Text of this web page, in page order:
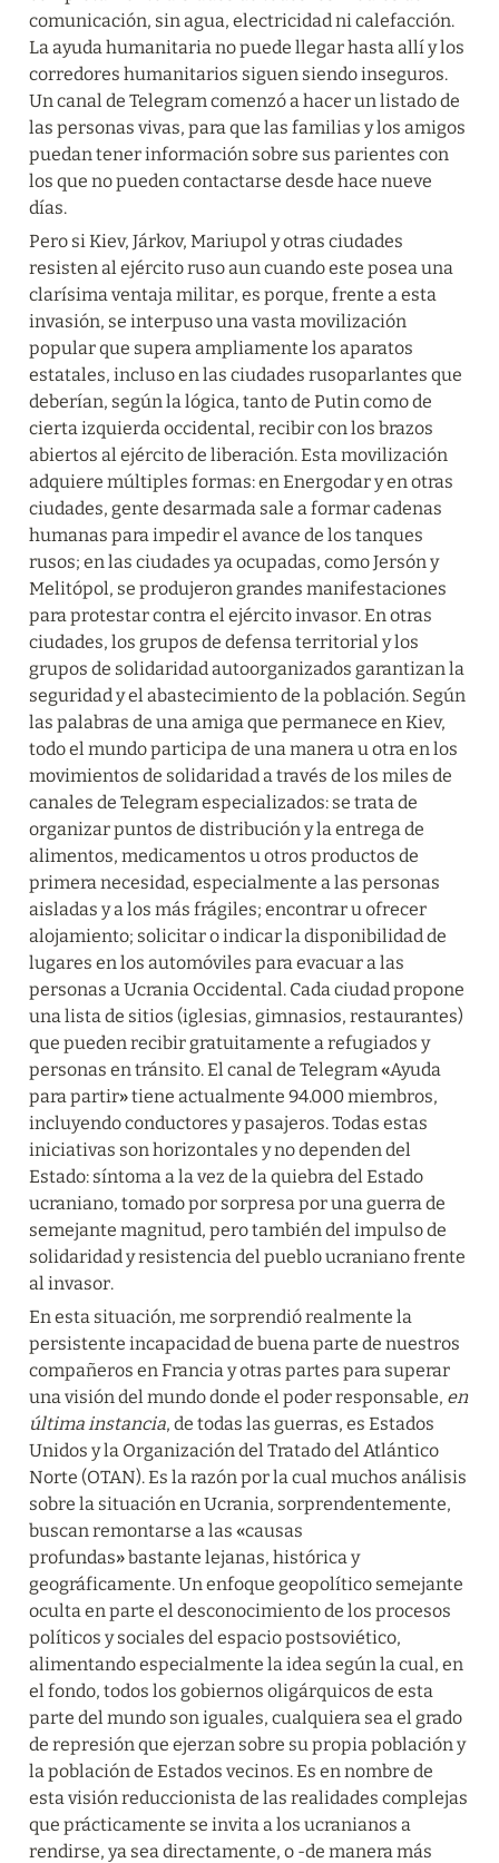
comunicación, sin agua, electricidad ni calefacción.
La ayuda humanitaria no puede llegar hasta allí y los
corredores humanitarios siguen siendo inseguros.
Un canal de Telegram comenzó a hacer un listado de
las personas vivas, para que las familias y los amigos
puedan tener información sobre sus parientes con
los que no pueden contactarse desde hace nueve
días.
Pero si Kiev, Járkov, Mariupol y otras ciudades
resisten al ejército ruso aun cuando este posea una
clarísima ventaja militar, es porque, frente a esta
invasión, se interpuso una vasta movilización
popular que supera ampliamente los aparatos
estatales, incluso en las ciudades rusoparlantes que
deberían, según la lógica, tanto de Putin como de
cierta izquierda occidental, recibir con los brazos
abiertos al ejército de liberación. Esta movilización
adquiere múltiples formas: en Energodar y en otras
ciudades, gente desarmada sale a formar cadenas
humanas para impedir el avance de los tanques
rusos; en las ciudades ya ocupadas, como Jersón y
Melitópol, se produjeron grandes manifestaciones
para protestar contra el ejército invasor. En otras
ciudades, los grupos de defensa territorial y los
grupos de solidaridad autoorganizados garantizan la
seguridad y el abastecimiento de la población. Según
las palabras de una amiga que permanece en Kiev,
todo el mundo participa de una manera u otra en los
movimientos de solidaridad a través de los miles de
canales de Telegram especializados: se trata de
organizar puntos de distribución y la entrega de
alimentos, medicamentos u otros productos de
primera necesidad, especialmente a las personas
aisladas y a los más frágiles; encontrar u ofrecer
alojamiento; solicitar o indicar la disponibilidad de
lugares en los automóviles para evacuar a las
personas a Ucrania Occidental. Cada ciudad propone
una lista de sitios (iglesias, gimnasios, restaurantes)
que pueden recibir gratuitamente a refugiados y
personas en tránsito. El canal de Telegram «Ayuda
para partir» tiene actualmente 94.000 miembros,
incluyendo conductores y pasajeros. Todas estas
iniciativas son horizontales y no dependen del
Estado: síntoma a la vez de la quiebra del Estado
ucraniano, tomado por sorpresa por una guerra de
semejante magnitud, pero también del impulso de
solidaridad y resistencia del pueblo ucraniano frente
al invasor.
En esta situación, me sorprendió realmente la
persistente incapacidad de buena parte de nuestros
compañeros en Francia y otras partes para superar
una visión del mundo donde el poder responsable, en
última instancia, de todas las guerras, es Estados
Unidos y la Organización del Tratado del Atlántico
Norte (OTAN). Es la razón por la cual muchos análisis
sobre la situación en Ucrania, sorprendentemente,
buscan remontarse a las «causas
profundas» bastante lejanas, histórica y
geográficamente. Un enfoque geopolítico semejante
oculta en parte el desconocimiento de los procesos
políticos y sociales del espacio postsoviético,
alimentando especialmente la idea según la cual, en
el fondo, todos los gobiernos oligárquicos de esta
parte del mundo son iguales, cualquiera sea el grado
de represión que ejerzan sobre su propia población y
la población de Estados vecinos. Es en nombre de
esta visión reduccionista de las realidades complejas
que prácticamente se invita a los ucranianos a
rendirse, ya sea directamente, o -de manera más